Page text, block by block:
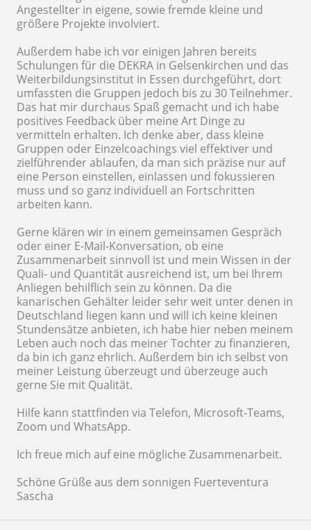
Angestellter in eigene, sowie fremde kleine und
größere Projekte involviert.
Außerdem habe ich vor einigen Jahren bereits
Schulungen für die DEKRA in Gelsenkirchen und das
Weiterbildungsinstitut in Essen durchgeführt, dort
umfassten die Gruppen jedoch bis zu 30 Teilnehmer.
Das hat mir durchaus Spaß gemacht und ich habe
positives Feedback über meine Art Dinge zu
vermitteln erhalten. Ich denke aber, dass kleine
Gruppen oder Einzelcoachings viel effektiver und
zielführender ablaufen, da man sich präzise nur auf
eine Person einstellen, einlassen und fokussieren
muss und so ganz individuell an Fortschritten
arbeiten kann.
Gerne klären wir in einem gemeinsamen Gespräch
oder einer E-Mail-Konversation, ob eine
Zusammenarbeit sinnvoll ist und mein Wissen in der
Quali- und Quantität ausreichend ist, um bei Ihrem
Anliegen behilflich sein zu können. Da die
kanarischen Gehälter leider sehr weit unter denen in
Deutschland liegen kann und will ich keine kleinen
Stundensätze anbieten, ich habe hier neben meinem
Leben auch noch das meiner Tochter zu finanzieren,
da bin ich ganz ehrlich. Außerdem bin ich selbst von
meiner Leistung überzeugt und überzeuge auch
gerne Sie mit Qualität.
Hilfe kann stattfinden via Telefon, Microsoft-Teams,
Zoom und WhatsApp.
Ich freue mich auf eine mögliche Zusammenarbeit.
Schöne Grüße aus dem sonnigen Fuerteventura
Sascha